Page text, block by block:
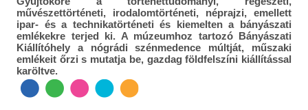
művészettörténeti, irodalomtörténeti, néprajzi, emellett
ipar- és a technikatörténeti és kiemelten a bányászati
emlékekre terjed ki. A múzeumhoz tartozó Bányászati
Kiállítóhely a nógrádi szénmedence múltját, műszaki
emlékeit őrzi s mutatja be, gazdag földfelszíni kiállítással
karöltve.